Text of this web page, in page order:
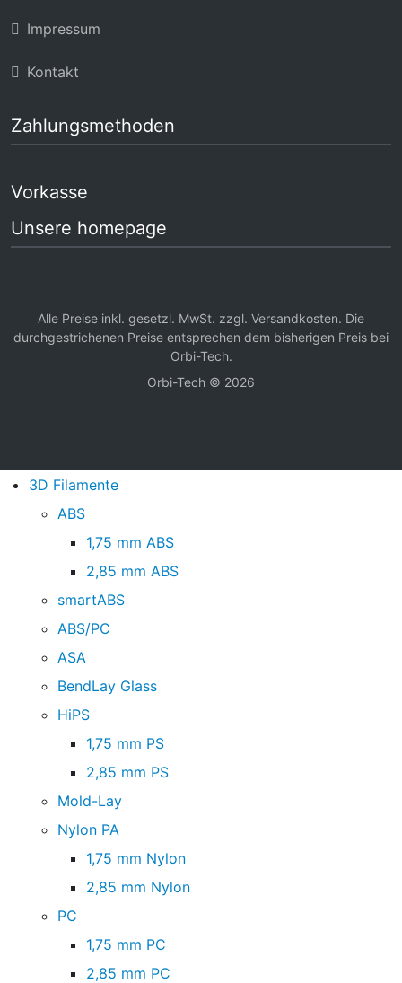
Impressum
Kontakt
Zahlungsmethoden
Vorkasse
Unsere homepage
Alle Preise inkl. gesetzl. MwSt. zzgl. Versandkosten. Die
durchgestrichenen Preise entsprechen dem bisherigen Preis bei
Orbi-Tech.
Orbi-Tech © 2026
3D Filamente
ABS
1,75 mm ABS
2,85 mm ABS
smartABS
ABS/PC
ASA
BendLay Glass
HiPS
1,75 mm PS
2,85 mm PS
Mold-Lay
Nylon PA
1,75 mm Nylon
2,85 mm Nylon
PC
1,75 mm PC
2,85 mm PC